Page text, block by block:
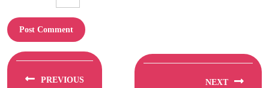
Berichtnavigatie
PREVIOUS NEXT